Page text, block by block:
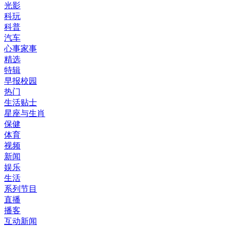
光影
科玩
科普
汽车
心事家事
精选
特辑
早报校园
热门
生活贴士
星座与生肖
保健
体育
视频
新闻
娱乐
生活
系列节目
直播
播客
互动新闻